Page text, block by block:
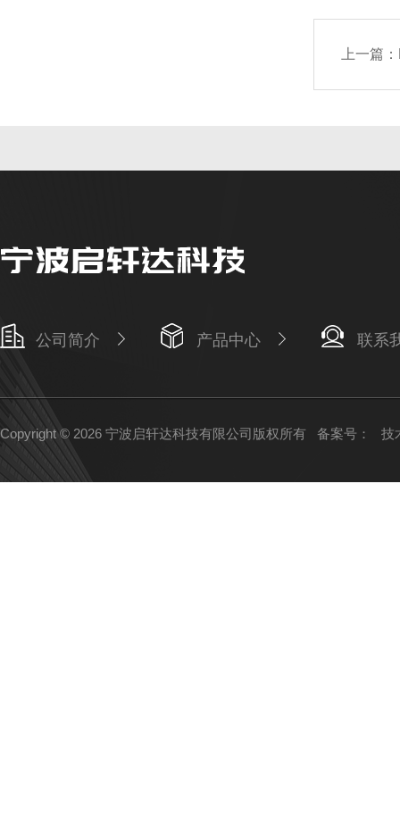
上一篇：
公司简介 产品中心 联系
Copyright © 2026 宁波启轩达科技有限公司版权所有 备案号： 技